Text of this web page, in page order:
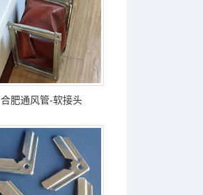
合肥通风管-软接头